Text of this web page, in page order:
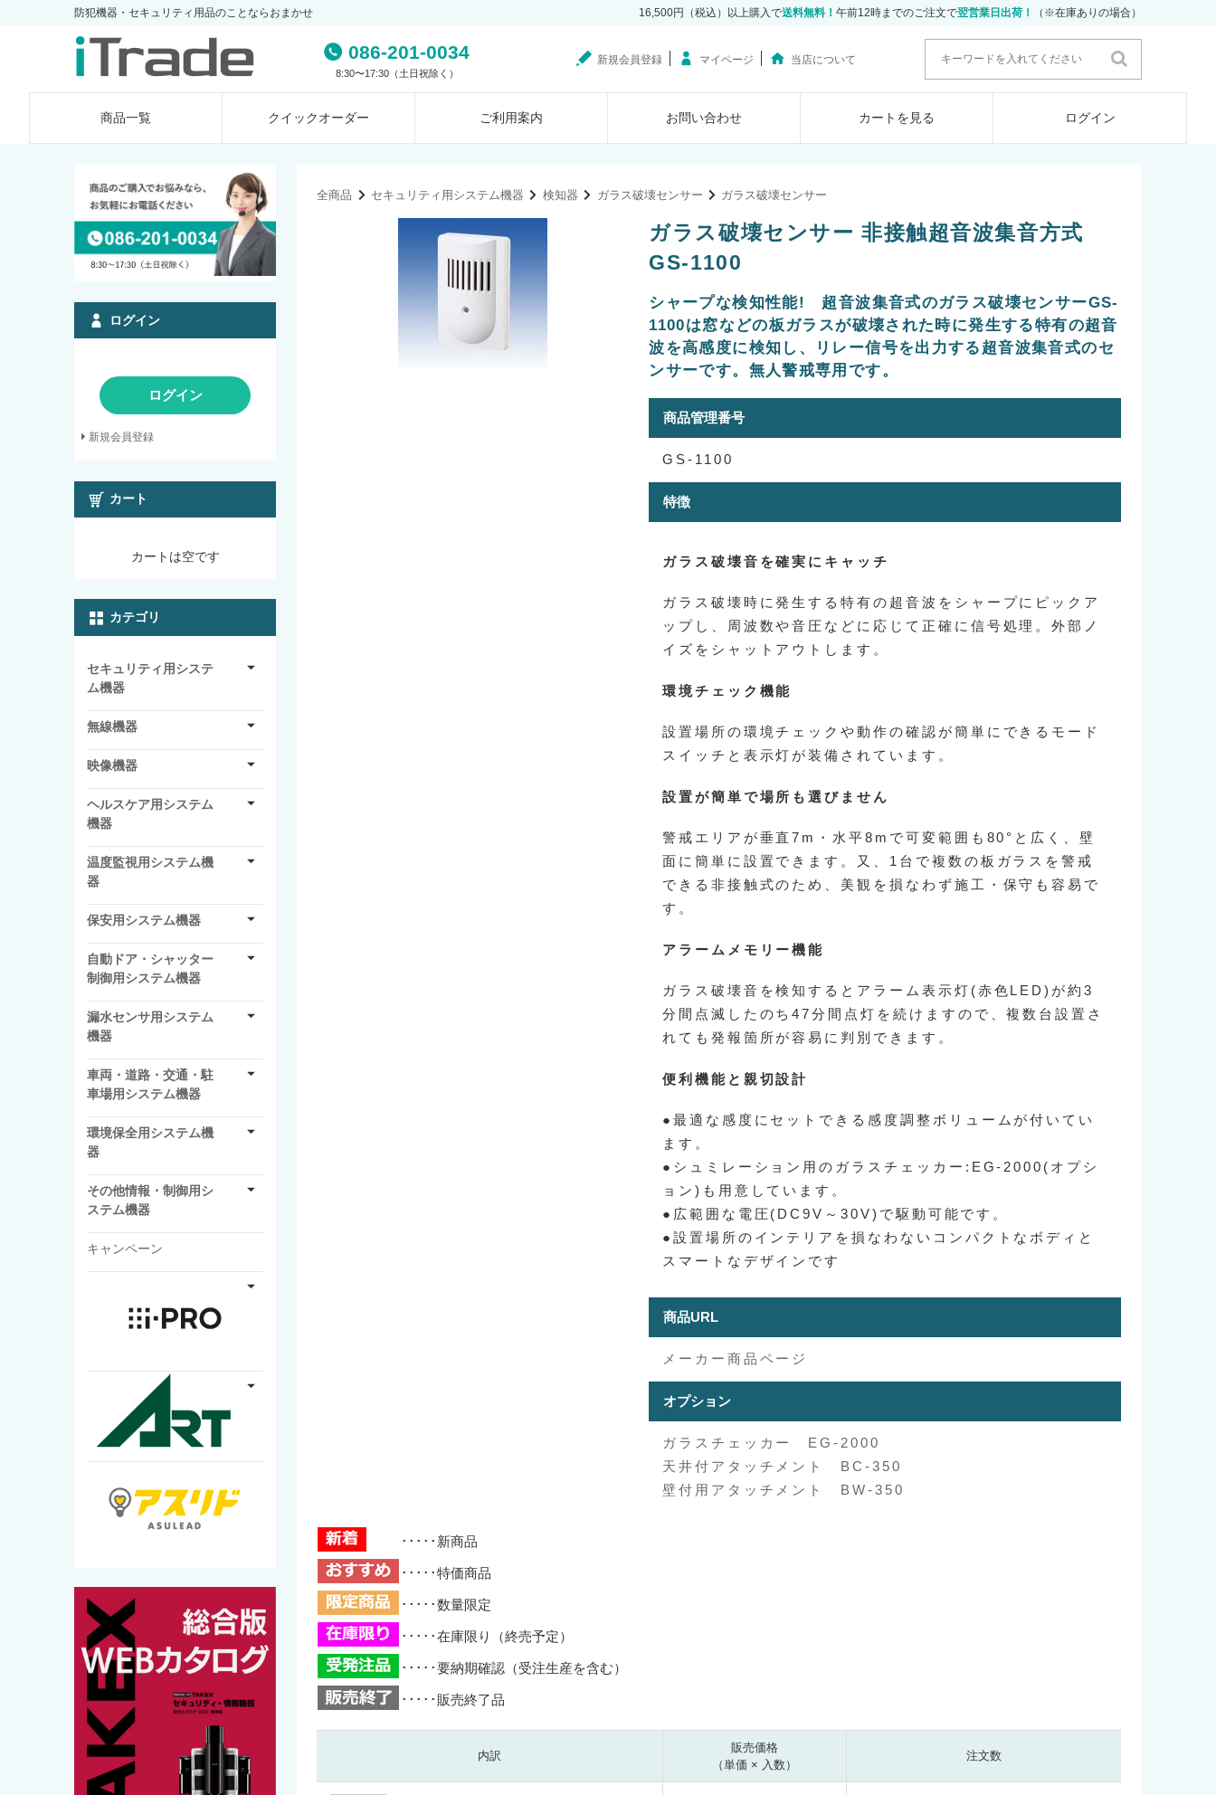
防犯機器・セキュリティ用品のことならおまかせ 16,500円（税込）以上購入で送料無料！ 午前12時までのご注文で翌営業日出荷！ （※在庫ありの場合）
086-201-0034
8:30〜17:30（土日祝除く）
新規会員登録 マイページ 当店について
商品一覧 クイックオーダー ご利用案内 お問い合わせ カートを見る ログイン
全商品 セキュリティ用システム機器 検知器 ガラス破壊センサー ガラス破壊センサー
ガラス破壊センサー 非接触超音波集音方式
GS-1100
シャープな検知性能! 超音波集音式のガラス破壊センサーGS-
1100は窓などの板ガラスが破壊された時に発生する特有の超音
波を高感度に検知し、リレー信号を出力する超音波集音式のセ
ンサーです。無人警戒専用です。
商品管理番号
GS-1100
特徴
ガラス破壊音を確実にキャッチ
ガラス破壊時に発生する特有の超音波をシャープにピックア
ップし、周波数や音圧などに応じて正確に信号処理。外部ノ
イズをシャットアウトします。
環境チェック機能
設置場所の環境チェックや動作の確認が簡単にできるモード
スイッチと表示灯が装備されています。
設置が簡単で場所も選びません
警戒エリアが垂直7m・水平8mで可変範囲も80°と広く、壁
面に簡単に設置できます。又、1台で複数の板ガラスを警戒
できる非接触式のため、美観を損なわず施工・保守も容易で
す。
アラームメモリー機能
ガラス破壊音を検知するとアラーム表示灯(赤色LED)が約3
分間点滅したのち47分間点灯を続けますので、複数台設置さ
れても発報箇所が容易に判別できます。
便利機能と親切設計
●最適な感度にセットできる感度調整ボリュームが付いてい
ます。
●シュミレーション用のガラスチェッカー:EG-2000(オプシ
ョン)も用意しています。
●広範囲な電圧(DC9V～30V)で駆動可能です。
●設置場所のインテリアを損なわないコンパクトなボディと
スマートなデザインです
商品URL
メーカー商品ページ
オプション
ガラスチェッカー EG-2000
天井付アタッチメント BC-350
壁付用アタッチメント BW-350
･････新商品
･････特価商品
･････数量限定
･････在庫限り（終売予定）
･････要納期確認（受注生産を含む）
･････販売終了品
内訳
販売価格
（単価 × 入数）
注文数
ログイン
ログイン
新規会員登録
カート
カートは空です
カテゴリ
セキュリティ用システ
ム機器
無線機器
映像機器
ヘルスケア用システム
機器
温度監視用システム機
器
保安用システム機器
自動ドア・シャッター
制御用システム機器
漏水センサ用システム
機器
車両・道路・交通・駐
車場用システム機器
環境保全用システム機
器
その他情報・制御用シ
ステム機器
キャンペーン